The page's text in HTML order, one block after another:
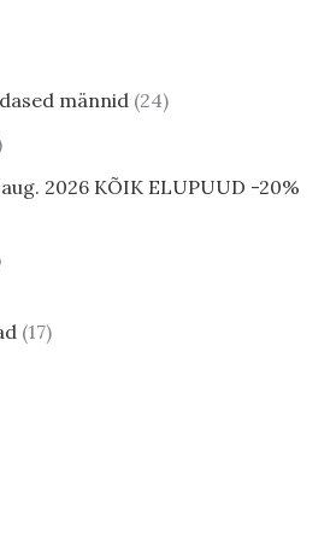
männid 24
2026 KÕIK ELUPUUD -20%
17